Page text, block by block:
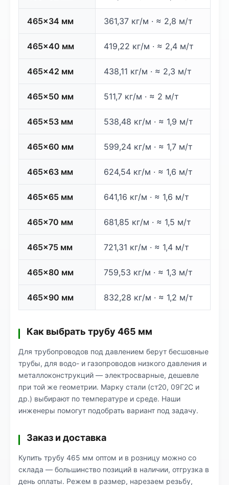
465×34 мм 361,37 кг/м · ≈ 2,8 м/т
465×40 мм 419,22 кг/м · ≈ 2,4 м/т
465×42 мм 438,11 кг/м · ≈ 2,3 м/т
465×50 мм 511,7 кг/м · ≈ 2 м/т
465×53 мм 538,48 кг/м · ≈ 1,9 м/т
465×60 мм 599,24 кг/м · ≈ 1,7 м/т
465×63 мм 624,54 кг/м · ≈ 1,6 м/т
465×65 мм 641,16 кг/м · ≈ 1,6 м/т
465×70 мм 681,85 кг/м · ≈ 1,5 м/т
465×75 мм 721,31 кг/м · ≈ 1,4 м/т
465×80 мм 759,53 кг/м · ≈ 1,3 м/т
465×90 мм 832,28 кг/м · ≈ 1,2 м/т
Как выбрать трубу 465 мм
Для трубопроводов под давлением берут бесшовные
трубы, для водо- и газопроводов низкого давления и
металлоконструкций — электросварные, дешевле
при той же геометрии. Марку стали (ст20, 09Г2С и
др.) выбирают по температуре и среде. Наши
инженеры помогут подобрать вариант под задачу.
Заказ и доставка
Купить трубу 465 мм оптом и в розницу можно со
склада — большинство позиций в наличии, отгрузка в
день оплаты. Режем в размер, нарезаем резьбу,